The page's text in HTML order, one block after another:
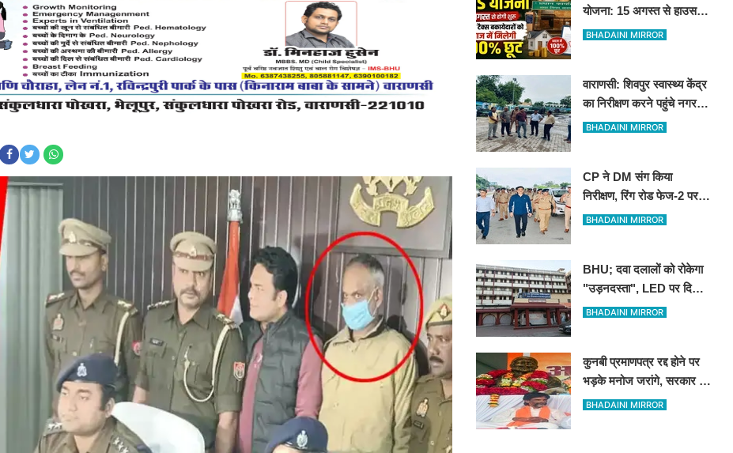
योजना: 15 अगस्त से हाउस
टैक्स बकायेदारों को ब्याज में
BHADAINI MIRROR
वाराणसी: शिवपुर स्वास्थ्य केंद्र
का निरीक्षण करने पहुंचे नगर
आयुक्त
BHADAINI MIRROR
CP ने DM संग किया
निरीक्षण, रिंग रोड फेज-2 पर
एक लेन कांवड़ियों के लिए
BHADAINI MIRROR
BHU; दवा दलालों को रोकेगा
"उड़नदस्ता", LED पर दिखाई
जाएगी फर्जीवाड़ा करने वालों की
BHADAINI MIRROR
कुनबी प्रमाणपत्र रद्द होने पर
भड़के मनोज जरांगे, सरकार पर
लगाया साजिश का आरोप
BHADAINI MIRROR